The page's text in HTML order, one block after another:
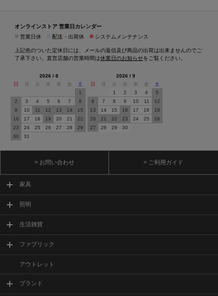
オンラインストア 営業日カレンダー
営業日休 配送・出荷休 ■ システムメンテナンス
上記色のついた定休日には、メールの返信及び商品の出荷は出来ませんのでご
了承下さい。直営店舗の営業時間は休業日のお知らせをご覧ください。
2026 / 8
日
月 火 水 木 金
土
1
2
3 4 5 6 7
8
9
10 11 12 13 14
15
16
17 18 19 20 21
22
23
24 25 26 27 28
29
30
31
2026 / 9
日
月 火 水 木 金
土
1
2 3 4
5
6
7 8 9 10 11
12
13
14 15 16 17 18
19
20
21 22 23 24 25
26
27
28 29 30
> お問い合わせ > ご利用ガイド
家具
照明
生活雑貨
ファブリック
アウトレット
ブランド